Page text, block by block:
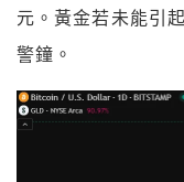
元。黃金若未能引
警鐘。